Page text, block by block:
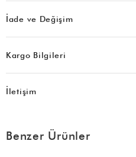
İade ve Değişim
Kargo Bilgileri
İletişim
Benzer Ürünler